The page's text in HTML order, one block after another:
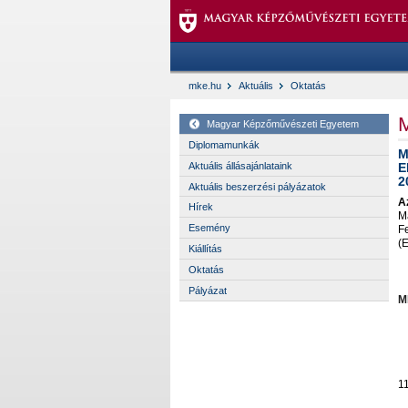
mke.hu Aktuális Oktatás
Magyar Képzőművészeti Egyetem
Diplomamunkák
Aktuális állásajánlataink
Aktuális beszerzési pályázatok
Hírek
Esemény
Kiállítás
Oktatás
Pályázat